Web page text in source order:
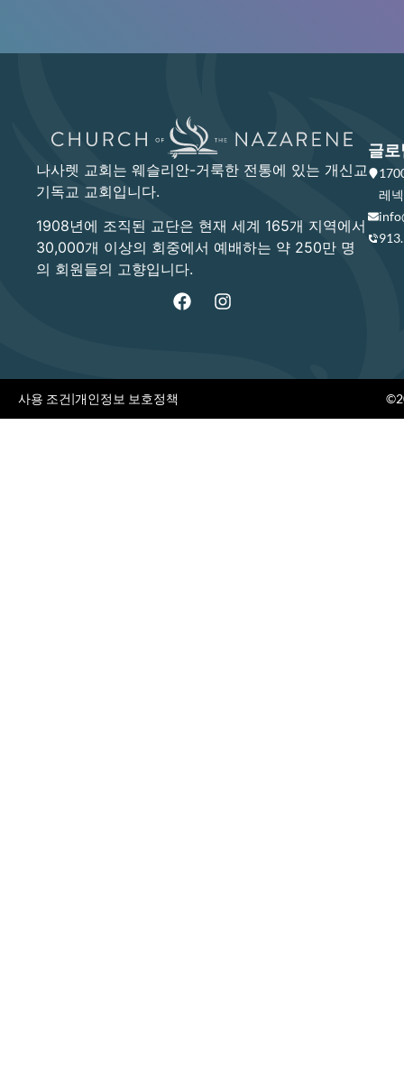
나사렛 교회는 웨슬리안-거룩한 전통에 있는 개신교
기독교 교회입니다.
1908년에 조직된 교단은 현재 세계 165개 지역에서
30,000개 이상의 회중에서 예배하는 약 250만 명
의 회원들의 고향입니다.
글로
레
사용 조건 개인정보 보호정책